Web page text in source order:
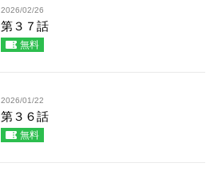
2026/02/26
第３７話
無料
2026/01/22
第３６話
無料